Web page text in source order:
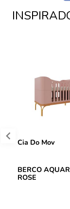
Cia Do Mov
BERCO
ROSE